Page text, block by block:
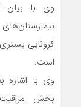
بیمارستان‌های
است.
بخش